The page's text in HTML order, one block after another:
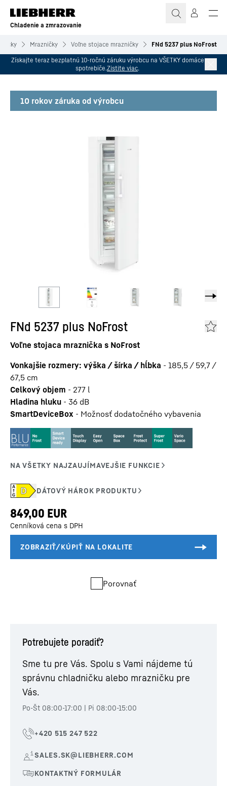
Chladenie a zmrazovanie
Mrazničky Voľne stojace mrazničky FNd 5237 plus NoFrost
Získajte teraz bezplatnú 10-ročnú záruku výrobcu na VŠETKY domáce
spotrebiče.Zistite viac.
10 rokov záruka od výrobcu
FNd 5237 plus NoFrost
Voľne stojaca mraznička s NoFrost
Vonkajšie rozmery: výška / šírka / hĺbka - 185,5 / 59,7 /
67,5 cm
Celkový objem - 277 l
Hladina hluku - 36 dB
SmartDeviceBox - Možnosť dodatočného vybavenia
Cenníková cena s DPH
Porovnať
Potrebujete poradiť?
Sme tu pre Vás. Spolu s Vami nájdeme tú
správnu chladničku alebo mrazničku pre
Vás.
Po-Št 08:00-17:00 | Pi 08:00-15:00